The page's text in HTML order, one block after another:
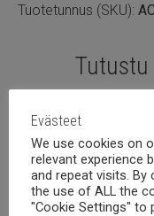
vitrail
Tuotetunnus (SKU):
Tutustu
Evästeet
We use cookies on
relevant experience
and repeat visits. By
the use of ALL the
"Cookie Settings" to